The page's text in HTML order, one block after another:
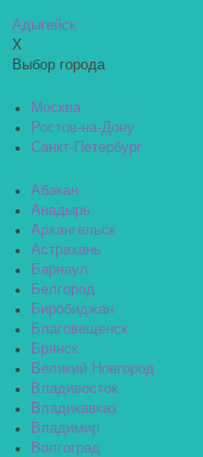
Адыгейск
X
Выбор города
Москва
Ростов-на-Дону
Санкт-Петербург
Абакан
Анадырь
Архангельск
Астрахань
Барнаул
Белгород
Биробиджан
Благовещенск
Брянск
Великий Новгород
Владивосток
Владикавказ
Владимир
Волгоград